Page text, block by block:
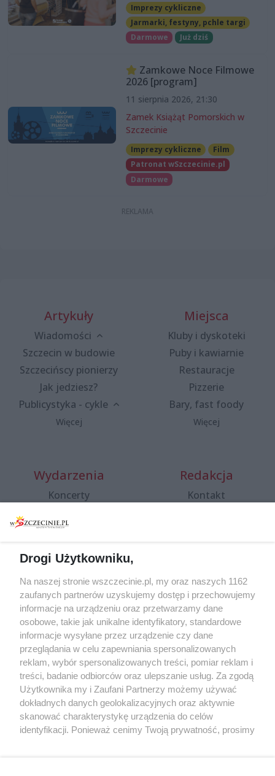
Imprezy cykliczne
Jarmarki, festyny, pchle targi
Darmowe
Już dziś
Zamkowe Noce Filmowe
2026 [program]
11 sierpnia 2026, 21:30
Zamek Książąt Pomorskich w
Szczecinie
Imprezy cykliczne
Film
Patronat wSzczecinie.pl
Darmowe
Artykuły
Wiadomości
Szczecin w budowie
Szczecińscy pionierzy
Jak jedziesz?
Publicystyka - cykle
Więcej
Miejsca
Kluby i dyskoteki
Puby i kawiarnie
Restauracje
Pizzerie
Bary, fast foody
Więcej
Wydarzenia
Koncerty
Spacery i oprowadzania
targi
Wernisaże
Więcej
Redakcja
Kontakt
Specjalny koncert z okazji
20. urodzin portalu
wSzczecinie.pl
Regulamin konkursów
śniadaniówka "Hej
Szczecin! Jest piątek!"
Partnerzy
Praca Szczecin
Drogi Użytkowniku,
Na naszej stronie wszczecinie.pl, my oraz naszych 1162
zaufanych partnerów uzyskujemy dostęp i przechowujemy
informacje na urządzeniu oraz przetwarzamy dane
osobowe, takie jak unikalne identyfikatory, standardowe
informacje wysyłane przez urządzenie czy dane
przeglądania w celu zapewniania spersonalizowanych
reklam, wybór spersonalizowanych treści, pomiar reklam i
treści, badanie odbiorców oraz ulepszanie usług. Za zgodą
Użytkownika my i Zaufani Partnerzy możemy używać
dokładnych danych geolokalizacyjnych oraz aktywnie
skanować charakterystykę urządzenia do celów
identyfikacji. Ponieważ cenimy Twoją prywatność, prosimy